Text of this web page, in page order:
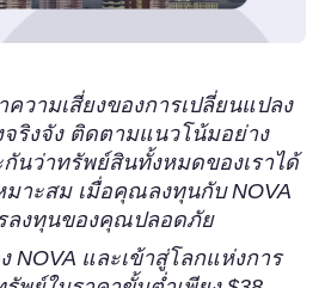
ความเสี่ยงของการเปลี่ยนแปลง
ริงจัง ติดตามแนวโน้มอย่าง
นว่าทรัพย์สินทั้งหมดของเราได้
มาะสม เมื่อคุณลงทุนกับ NOVA
ลงทุนของคุณปลอดภัย
และเข้าสู่โลกแห่งการ